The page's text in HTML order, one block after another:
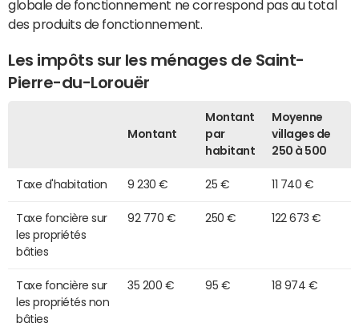
globale de fonctionnement ne correspond pas au total
des produits de fonctionnement.
Les impôts sur les ménages de Saint-
Pierre-du-Lorouër
Montant
Montant
par
habitant
Moyenne
villages de
250 à 500
Taxe d'habitation 9 230 € 25 € 11 740 €
Taxe foncière sur
les propriétés
bâties
92 770 € 250 € 122 673 €
Taxe foncière sur
les propriétés non
bâties
35 200 € 95 € 18 974 €